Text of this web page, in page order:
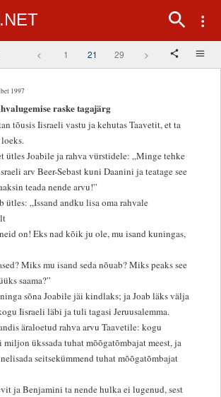
< 1 21 29 >
1997
raske tagajärg
tõusis Iisraeli vastu ja kehutas Taavetit, et ta
ütles Joabile ja rahva vürstidele: „Minge tehke
arv Beer-Sebast kuni Daanini ja teatage see
teada nende arvu!”
ütles: „Issand andku lisa oma rahvale
on! Eks nad kõik ju ole, mu isand kuningas,
Miks mu isand seda nõuab? Miks peaks see
saama?”
sõna Joabile jäi kindlaks; ja Joab läks välja
Iisraeli läbi ja tuli tagasi Jeruusalemma.
äraloetud rahva arvu Taavetile: kogu
ükssada tuhat mõõgatõmbajat meest, ja
seitsekümmend tuhat mõõgatõmbajat
ja Benjamini ta nende hulka ei lugenud, sest